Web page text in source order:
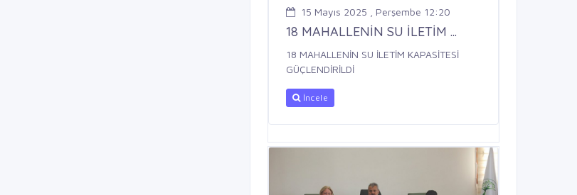
15 Mayıs 2025 , Perşembe 12:20
18 MAHALLENİN SU İLETİM ...
18 MAHALLENİN SU İLETİM KAPASİTESİ
GÜÇLENDİRİLDİ
İncele